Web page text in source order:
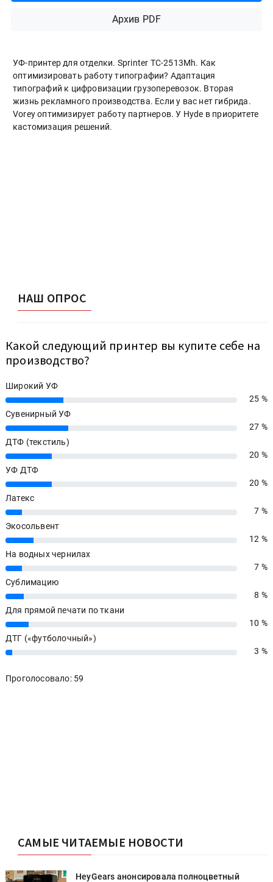
Архив PDF
УФ-принтер для отделки. Sprinter ТС-2513Mh. Как
оптимизировать работу типографии? Адаптация
типографий к цифровизации грузоперевозок. Вторая
жизнь рекламного производства. Если у вас нет гибрида.
Vorey оптимизирует работу партнеров. У Hyde в приоритете
кастомизация решений.
НАШ ОПРОС
Какой следующий принтер вы купите себе на
производство?
Широкий УФ
25%
25 %
Сувенирный УФ
27%
27 %
ДТФ (текстиль)
20%
20 %
УФ ДТФ
20%
20 %
Латекс
7%
7 %
Экосольвент
12%
12 %
На водных чернилах
7%
7 %
Сублимацию
8%
8 %
Для прямой печати по ткани
10%
10 %
ДТГ («футболочный»)
3% 3 %
Проголосовало: 59
САМЫЕ ЧИТАЕМЫЕ НОВОСТИ
HeyGears анонсировала полноцветный